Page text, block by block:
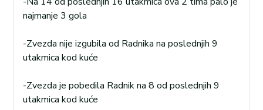
najmanje 3 gola
-Zvezda nije izgubila od Radnika na poslednjih 9
utakmica kod kuće
-Zvezda je pobedila Radnik na 8 od poslednjih 9
utakmica kod kuće